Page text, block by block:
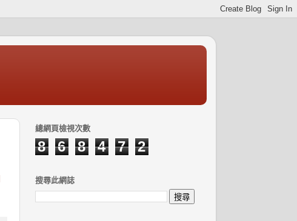
總網頁檢視次數
8 6 8 4 7 2
搜尋此網誌